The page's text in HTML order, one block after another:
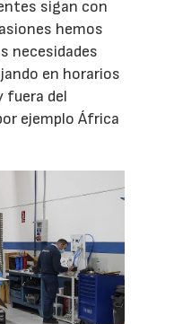
sigan con
hemos
necesidades
en horarios
fuera del
ejemplo África